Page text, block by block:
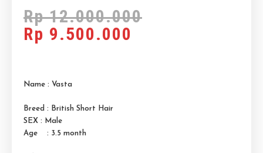
Rp12.000.000
Rp 9.500.000
Name : Vasta
Breed : British Short Hair
SEX : Male
Age : 3.5 month